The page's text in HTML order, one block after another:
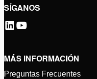
SÍGANOS
MÁS INFORMACIÓN
Preguntas Frecuentes